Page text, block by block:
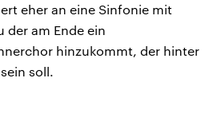
eher an eine Sinfonie mit
der am Ende ein
hinzukommt, der hinter
soll.